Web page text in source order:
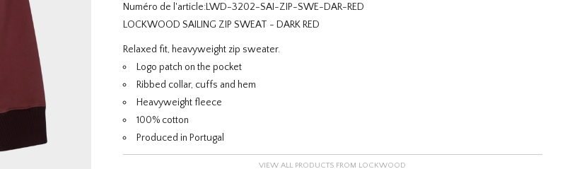
Numéro de l'article:LWD-3202-SAI-ZIP-SWE-DAR-RED
LOCKWOOD SAILING ZIP SWEAT - DARK RED
Relaxed fit, heavyweight zip sweater.
Logo patch on the pocket
Ribbed collar, cuffs and hem
Heavyweight fleece
100% cotton
Produced in Portugal
VIEW ALL PRODUCTS FROM LOCKWOOD